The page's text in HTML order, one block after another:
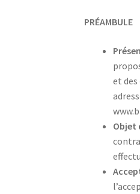
PRÉAMBULE
et
Objet